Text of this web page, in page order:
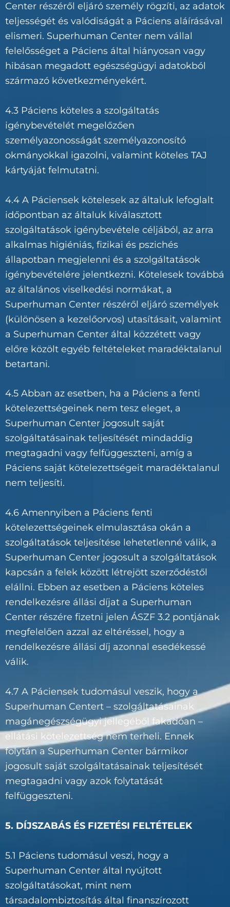
Center részéről eljáró személy rögzíti, az adatok
teljességét és valódiságát a Páciens aláírásával
elismeri. Superhuman Center nem vállal
felelősséget a Páciens által hiányosan vagy
hibásan megadott egészségügyi adatokból
származó következményekért.
4.3 Páciens köteles a szolgáltatás
igénybevételét megelőzően
személyazonosságát személyazonosító
okmányokkal igazolni, valamint köteles TAJ
kártyáját felmutatni.
4.4 A Páciensek kötelesek az általuk lefoglalt
időpontban az általuk kiválasztott
szolgáltatások igénybevétele céljából, az arra
alkalmas higiéniás, fizikai és pszichés
állapotban megjelenni és a szolgáltatások
igénybevételére jelentkezni. Kötelesek továbbá
az általános viselkedési normákat, a
Superhuman Center részéről eljáró személyek
(különösen a kezelőorvos) utasításait, valamint
a Superhuman Center által közzétett vagy
előre közölt egyéb feltételeket maradéktalanul
betartani.
4.5 Abban az esetben, ha a Páciens a fenti
kötelezettségeinek nem tesz eleget, a
Superhuman Center jogosult saját
szolgáltatásainak teljesítését mindaddig
megtagadni vagy felfüggeszteni, amíg a
Páciens saját kötelezettségeit maradéktalanul
nem teljesíti.
4.6 Amennyiben a Páciens fenti
kötelezettségeinek elmulasztása okán a
szolgáltatások teljesítése lehetetlenné válik, a
Superhuman Center jogosult a szolgáltatások
kapcsán a felek között létrejött szerződéstől
elállni. Ebben az esetben a Páciens köteles
rendelkezésre állási díjat a Superhuman
Center részére fizetni jelen ÁSZF 3.2 pontjának
megfelelően azzal az eltéréssel, hogy a
rendelkezésre állási díj azonnal esedékessé
válik.
4.7 A Páciensek tudomásul veszik, hogy a
Superhuman Centert – szolgáltatásainak
magánegészségügyi jellegéből fakadóan –
ellátási kötelezettség nem terheli. Ennek
folytán a Superhuman Center bármikor
jogosult saját szolgáltatásainak teljesítését
megtagadni vagy azok folytatását
felfüggeszteni.
5. DÍJSZABÁS ÉS FIZETÉSI FELTÉTELEK
5.1 Páciens tudomásul veszi, hogy a
Superhuman Center által nyújtott
szolgáltatásokat, mint nem
társadalombiztosítás által finanszírozott